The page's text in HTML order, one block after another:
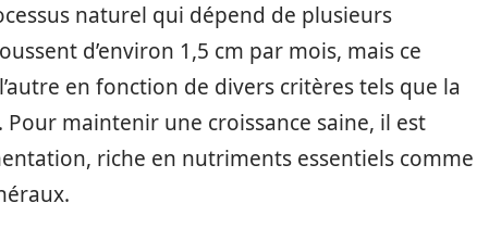
naturel qui dépend de plusieurs
d’environ 1,5 cm par mois, mais ce
en fonction de divers critères tels que la
maintenir une croissance saine, il est
riche en nutriments essentiels comme